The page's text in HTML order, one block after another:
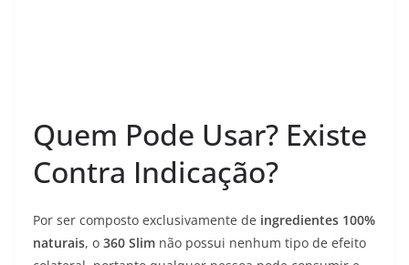
Quem Pode Usar? Existe
Contra Indicação?
Por ser composto exclusivamente de ingredientes 100%
naturais, o 360 Slim não possui nenhum tipo de efeito